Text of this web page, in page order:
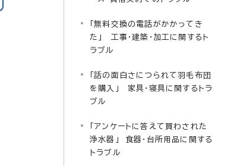
「無料交換の電話がかかってき
た」 工事・建築・加工に関するト
ラブル
「話の面白さにつられて羽毛布団
を購入」 家具・寝具に関するトラ
ブル
「アンケートに答えて買わされた
浄水器」 食器・台所用品に関する
トラブル